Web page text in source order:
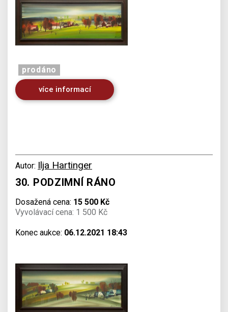
prodáno
více informací
Autor: Ilja Hartinger
30. PODZIMNÍ RÁNO
Dosažená cena: 15 500 Kč
Vyvolávací cena: 1 500 Kč
Konec aukce: 06.12.2021 18:43